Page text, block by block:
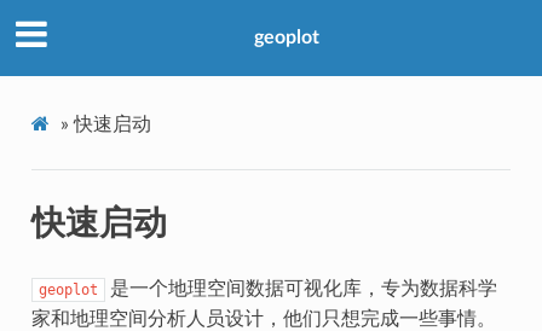
geoplot
» 快速启动
快速启动
geoplot
是一个地理空间数据可视化库，专为数据科学
家和地理空间分析人员设计，他们只想完成一些事情。